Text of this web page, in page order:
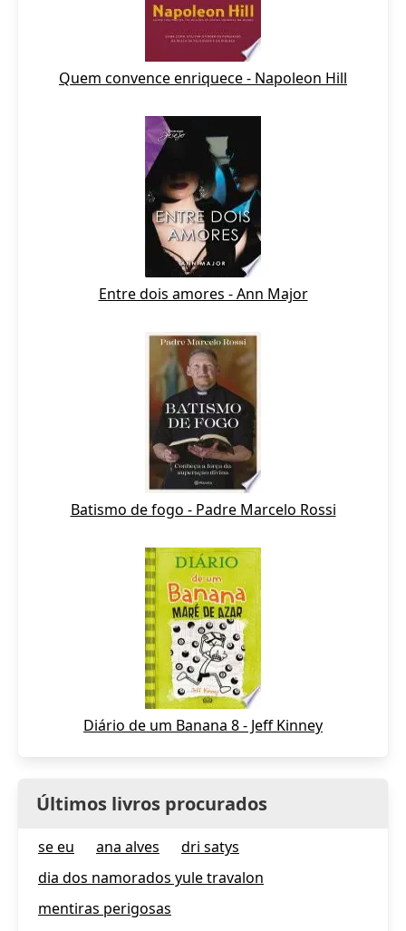
Quem convence enriquece - Napoleon Hill
Entre dois amores - Ann Major
Batismo de fogo - Padre Marcelo Rossi
Diário de um Banana 8 - Jeff Kinney
Últimos livros procurados
se eu ana alves
dri satys
dia dos namorados yule travalon
mentiras perigosas